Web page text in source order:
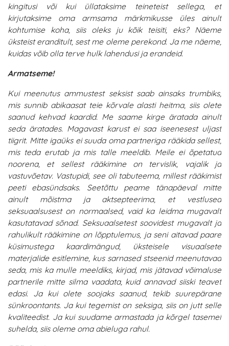
kingitusi või kui üllataksime teineteist sellega, et
kirjutaksime oma armsama märkmikusse üles ainult
kohtumise koha, siis oleks ju kõik teisiti, eks? Näeme
üksteist eranditult, sest me oleme perekond. Ja me näeme,
kuidas võib olla terve hulk lahendusi ja erandeid.
Armatseme!
Kui meenutus ammustest seksist saab ainsaks trumbiks,
mis sunnib abikaasat teie kõrvale alasti heitma, siis olete
saanud kehvad kaardid. Me saame kirge äratada ainult
seda äratades. Magavast karust ei saa iseenesest uljast
tiigrit. Mitte igaüks ei suuda oma partneriga rääkida sellest,
mis teda erutab ja mis talle meeldib. Meile ei õpetatud
noorena, et sellest rääkimine on tervislik, vajalik ja
vastuvõetav. Vastupidi, see oli tabuteema, millest rääkimist
peeti ebasündsaks. Seetõttu peame tänapäeval mitte
ainult mõistma ja aktsepteerima, et vestlused
seksuaalsusest on normaalsed, vaid ka leidma mugavalt
kasutatavad sõnad. Seksuaalsetest soovidest mugavalt ja
rahulikult rääkimine on lõpptulemus, ja seni aitavad paare
küsimustega kaardimängud, üksteisele visuaalsete
materjalide esitlemine, kus sarnased stseenid meenutavad
seda, mis ka mulle meeldiks, kirjad, mis jätavad võimaluse
partnerile mitte silma vaadata, kuid annavad siiski teavet
edasi. Ja kui olete soojaks saanud, tekib suurepärane
sünkroontants. Ja kui tegemist on seksiga, siis on jutt selle
kvaliteedist. Ja kui suudame armastada ja kõrgel tasemel
suhelda, siis oleme oma abieluga rahul.